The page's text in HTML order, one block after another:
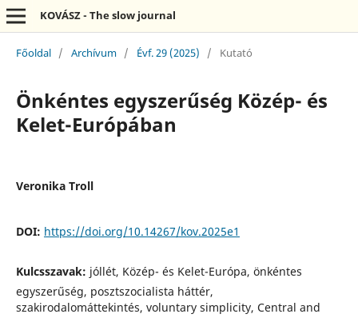
KOVÁSZ - The slow journal
Főoldal / Archívum / Évf. 29 (2025) / Kutató
Önkéntes egyszerűség Közép- és
Kelet-Európában
Veronika Troll
DOI: https://doi.org/10.14267/kov.2025e1
Kulcsszavak: jóllét, Közép- és Kelet-Európa, önkéntes
egyszerűség, posztszocialista háttér,
szakirodalomáttekintés, voluntary simplicity, Central and